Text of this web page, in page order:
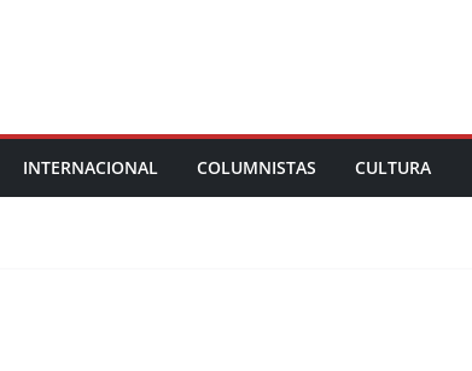
INTERNACIONAL COLUMNISTAS CULTURA